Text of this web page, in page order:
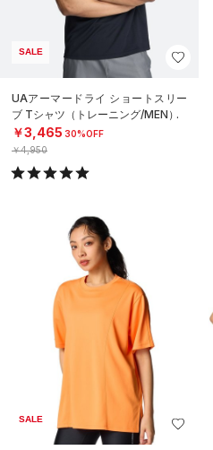
SALE
UAアーマードライ ショートスリー
ブ Tシャツ（トレーニング/MEN）
￥3,465 30%OFF
￥4,950
SALE